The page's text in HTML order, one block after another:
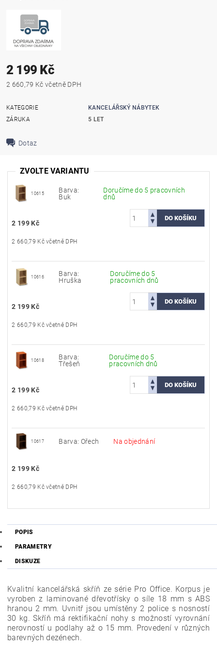
2 199 Kč
2 660,79 Kč včetně DPH
KATEGORIE
KANCELÁŘSKÝ NÁBYTEK
ZÁRUKA
5 LET
Dotaz
ZVOLTE VARIANTU
10615
Barva:
Buk
Doručíme do 5 pracovních
dnů
2 199 Kč
2 660,79 Kč včetně DPH
10616
Barva:
Hruška
Doručíme do 5
pracovních dnů
2 199 Kč
2 660,79 Kč včetně DPH
10618
Barva:
Třešeň
Doručíme do 5
pracovních dnů
2 199 Kč
2 660,79 Kč včetně DPH
10617 Barva: Ořech Na objednání
2 199 Kč
2 660,79 Kč včetně DPH
POPIS
PARAMETRY
DISKUZE
Kvalitní kancelářská skříň ze série Pro Office. Korpus je
vyroben z laminované dřevotřísky o síle 18 mm s ABS
hranou 2 mm. Uvnitř jsou umístěny 2 police s nosností
30 kg. Skříň má rektifikační nohy s možností vyrovnání
nerovností u podlahy až o 15 mm. Provedení v různých
barevných dezénech.